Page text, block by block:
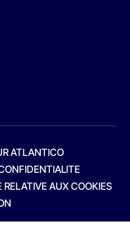
ATLANTICO
RELATIVE AUX COOKIES